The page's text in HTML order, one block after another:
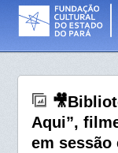
Aqui”,
em sessão